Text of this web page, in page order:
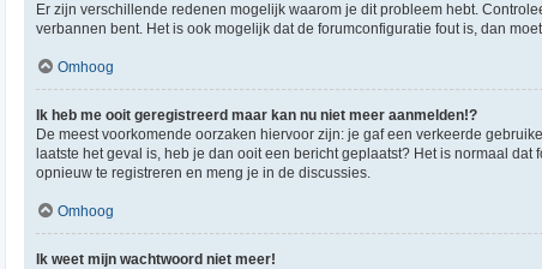
Er zijn verschillende redenen mogelijk waarom je dit probleem hebt.
verbannen bent. Het is ook mogelijk dat de forumconfiguratie fout is, dan
Omhoog
Ik heb me ooit geregistreerd maar kan nu niet meer aanmelden!?
De meest voorkomende oorzaken hiervoor zijn: je gaf een verkeerde
laatste het geval is, heb je dan ooit een bericht geplaatst? Het is normaal
opnieuw te registreren en meng je in de discussies.
Omhoog
Ik weet mijn wachtwoord niet meer!